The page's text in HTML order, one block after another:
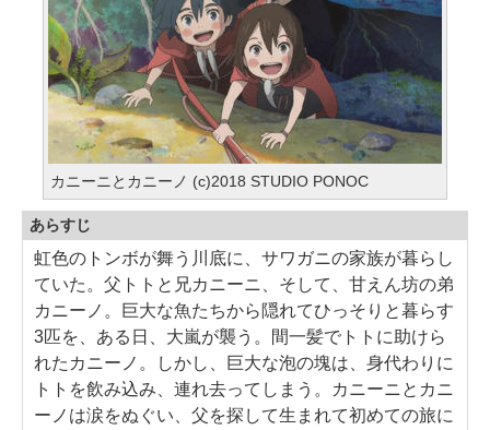
カニーニとカニーノ (c)2018 STUDIO PONOC
あらすじ
虹色のトンボが舞う川底に、サワガニの家族が暮らし
ていた。父トトと兄カニーニ、そして、甘えん坊の弟
カニーノ。巨大な魚たちから隠れてひっそりと暮らす
3匹を、ある日、大嵐が襲う。間一髪でトトに助けら
れたカニーノ。しかし、巨大な泡の塊は、身代わりに
トトを飲み込み、連れ去ってしまう。カニーニとカニ
ーノは涙をぬぐい、父を探して生まれて初めての旅に